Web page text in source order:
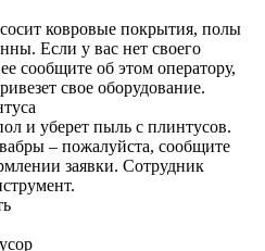
ковровые покрытия, полы
Если у вас нет своего
сообщите об этом оператору,
свое оборудование.
и уберет пыль с плинтусов.
– пожалуйста, сообщите
заявки. Сотрудник